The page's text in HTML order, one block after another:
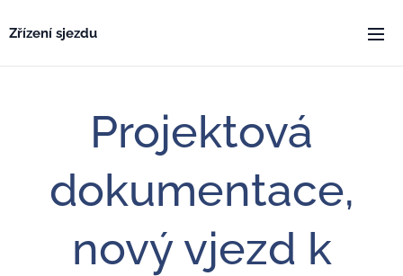
Zřízení sjezdu
Projektová
dokumentace,
nový vjezd k